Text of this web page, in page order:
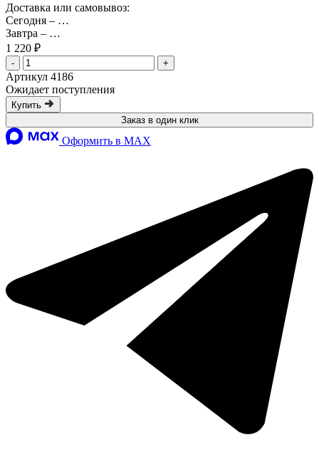
Доставка или самовывоз:
Сегодня – …
Завтра – …
1 220 ₽
- +
Артикул 4186
Ожидает поступления
Купить
Заказ в один клик
Оформить в MAX